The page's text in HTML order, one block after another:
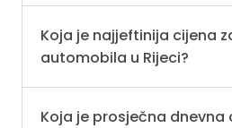
Koja je najjeftinija cijena
automobila u Rijeci?
Koja je prosječna dnevna